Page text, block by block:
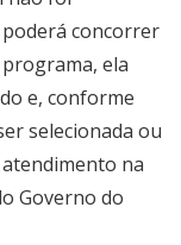
concorrer
ela
e, conforme
selecionada ou
na
Governo do